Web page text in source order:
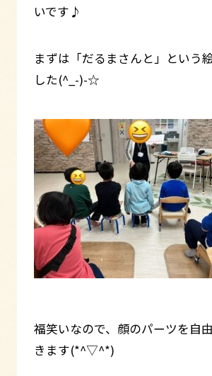
いです♪
まずは「だるまさんと」という
した(^_-)-☆
福笑いなので、顔のパーツを自
きます(*^▽^*)